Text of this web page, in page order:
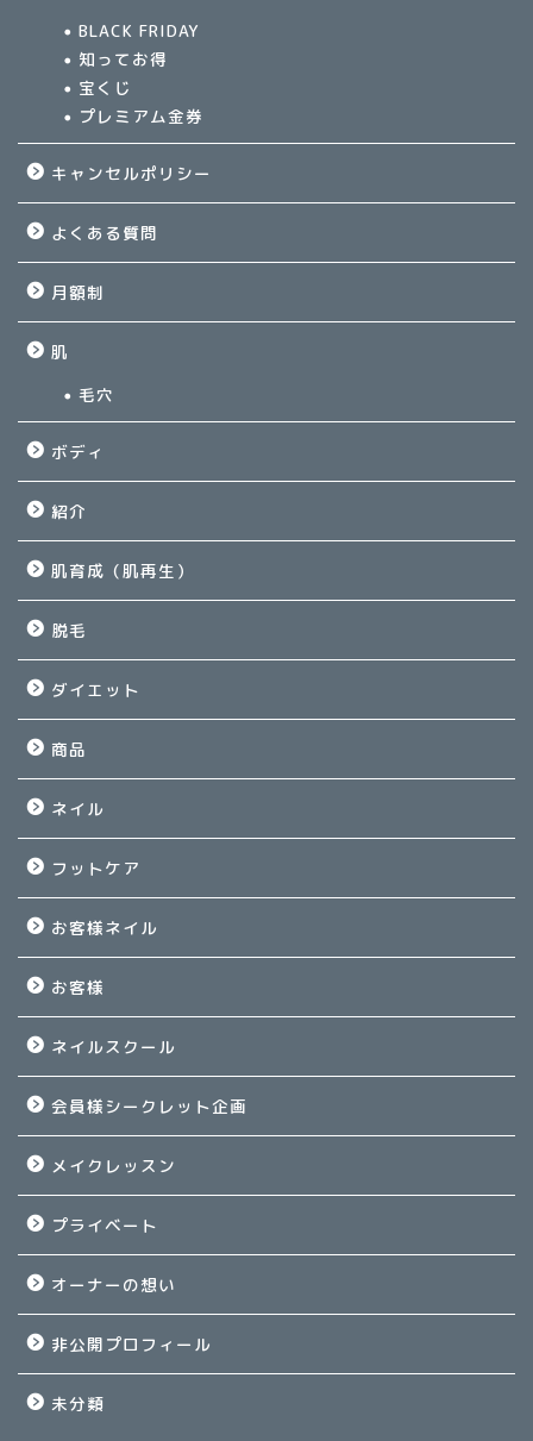
BLACK FRIDAY
知ってお得
宝くじ
プレミアム金券
キャンセルポリシー
よくある質問
月額制
肌
毛穴
ボディ
紹介
肌育成（肌再生）
脱毛
ダイエット
商品
ネイル
フットケア
お客様ネイル
お客様
ネイルスクール
会員様シークレット企画
メイクレッスン
プライベート
オーナーの想い
非公開プロフィール
未分類